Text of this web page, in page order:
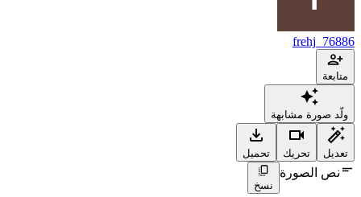
frehj_76886
متابعة
ولّد صورة مشابهة
تعديل تحريك تحميل
نص الصورة
نسخ